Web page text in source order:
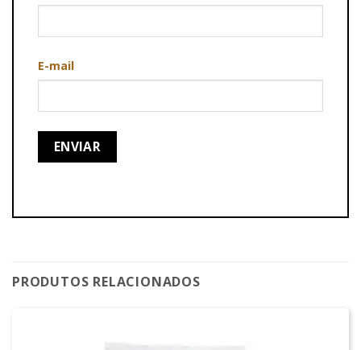
E-mail
PRODUTOS RELACIONADOS